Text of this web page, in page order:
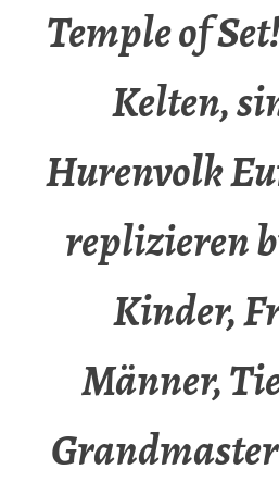
Temple of
Kelten,
Hurenvolk
replizieren
Kinder,
Männer,